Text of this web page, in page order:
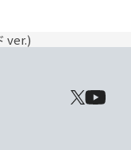
ver.)